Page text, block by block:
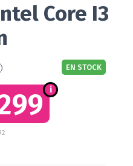
Core I3
EN STOCK